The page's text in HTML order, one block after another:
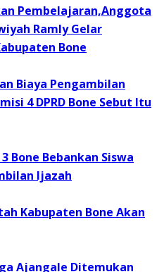
Pembelajaran,Anggota
Ramly Gelar
Bone
Biaya Pengambilan
4 DPRD Bone Sebut Itu
Bone Bebankan Siswa
Ijazah
Kabupaten Bone Akan
Ajangale Ditemukan